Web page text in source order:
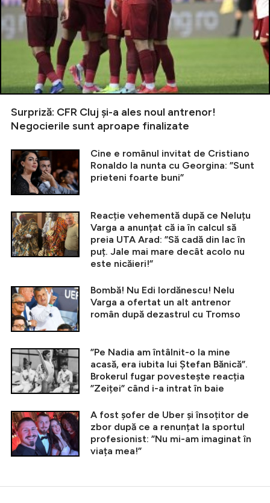
Surpriză: CFR Cluj și-a ales noul antrenor!
Negocierile sunt aproape finalizate
Cine e românul invitat de Cristiano
Ronaldo la nunta cu Georgina: ”Sunt
prieteni foarte buni”
Reacție vehementă după ce Neluțu
Varga a anunțat că ia în calcul să
preia UTA Arad: ”Să cadă din lac în
puț. Jale mai mare decât acolo nu
este nicăieri!”
Bombă! Nu Edi Iordănescu! Nelu
Varga a ofertat un alt antrenor
român după dezastrul cu Tromso
”Pe Nadia am întâlnit-o la mine
acasă, era iubita lui Ștefan Bănică”.
Brokerul fugar povestește reacția
”Zeiței” când i-a intrat în baie
A fost șofer de Uber și însoțitor de
zbor după ce a renunțat la sportul
profesionist: ”Nu mi-am imaginat în
viața mea!”